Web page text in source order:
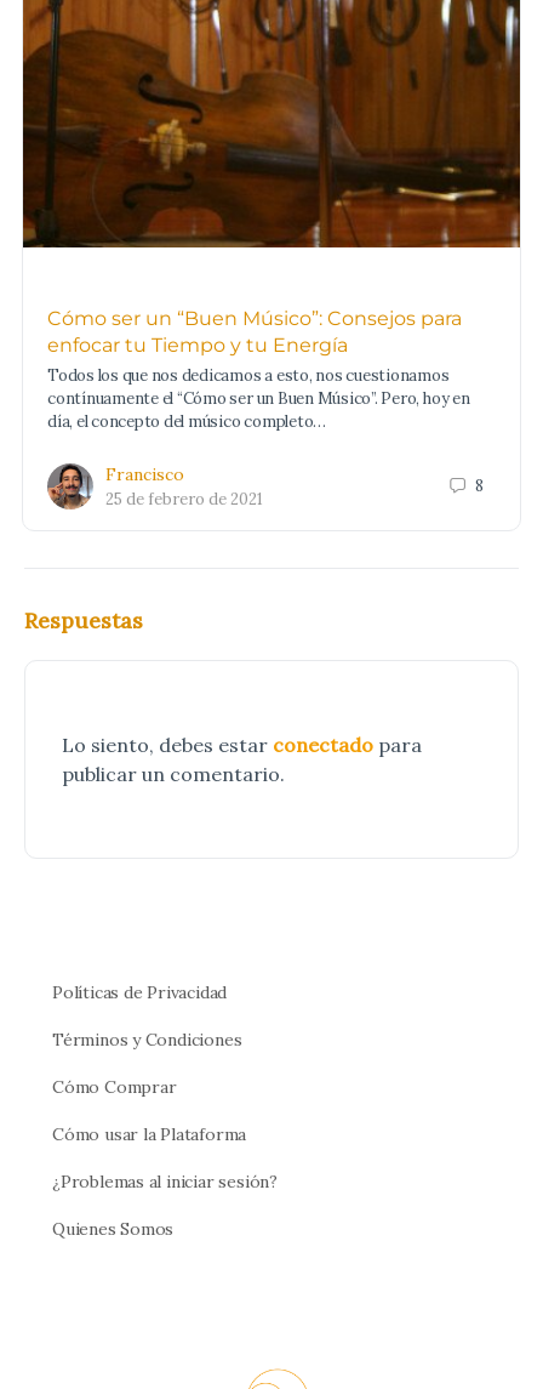
Cómo ser un “Buen Músico”: Consejos para
enfocar tu Tiempo y tu Energía
Todos los que nos dedicamos a esto, nos cuestionamos
contínuamente el “Cómo ser un Buen Músico”. Pero, hoy en
día, el concepto del músico completo…
Francisco
25 de febrero de 2021
8
Respuestas
Lo siento, debes estar conectado para
publicar un comentario.
Políticas de Privacidad
Términos y Condiciones
Cómo Comprar
Cómo usar la Plataforma
¿Problemas al iniciar sesión?
Quienes Somos